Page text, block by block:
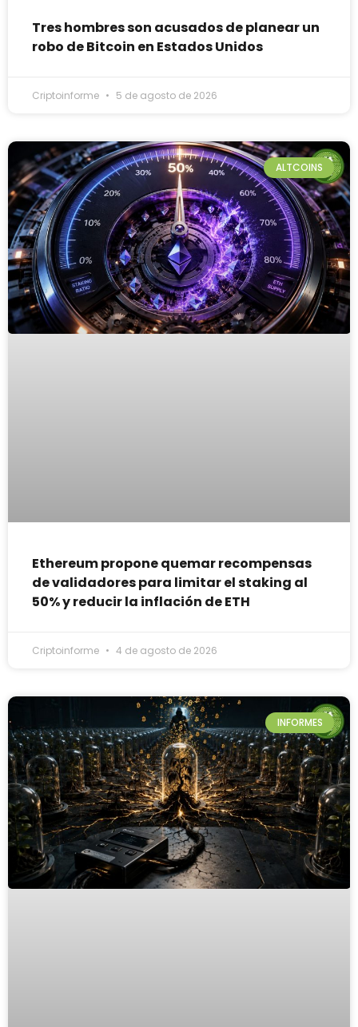
Tres hombres son acusados de planear un
robo de Bitcoin en Estados Unidos
Criptoinforme 5 de agosto de 2026
ALTCOINS
Ethereum propone quemar recompensas
de validadores para limitar el staking al
50% y reducir la inflación de ETH
Criptoinforme 4 de agosto de 2026
INFORMES